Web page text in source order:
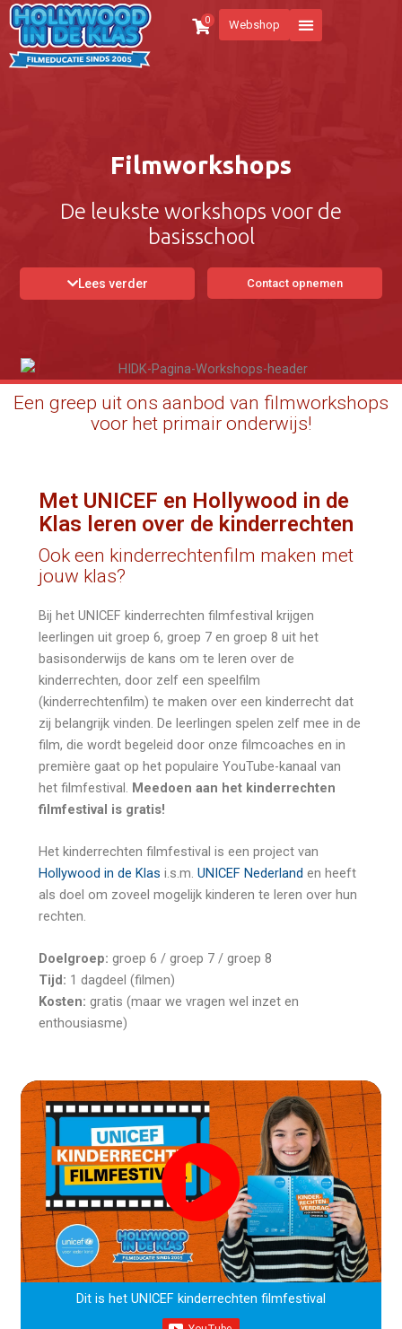
0 Webshop
Filmworkshops
De leukste workshops voor de
basisschool
Lees verder Contact opnemen
Een greep uit ons aanbod van filmworkshops
voor het primair onderwijs!
Met UNICEF en Hollywood in de
Klas leren over de kinderrechten
Ook een kinderrechtenfilm maken met
jouw klas?
Bij het UNICEF kinderrechten filmfestival krijgen
leerlingen uit groep 6, groep 7 en groep 8 uit het
basisonderwijs de kans om te leren over de
kinderrechten, door zelf een speelfilm
(kinderrechtenfilm) te maken over een kinderrecht dat
zij belangrijk vinden. De leerlingen spelen zelf mee in de
film, die wordt begeleid door onze filmcoaches en in
première gaat op het populaire YouTube-kanaal van
het filmfestival. Meedoen aan het kinderrechten
filmfestival is gratis!
Het kinderrechten filmfestival is een project van
Hollywood in de Klas i.s.m.UNICEF Nederland en heeft
als doel om zoveel mogelijk kinderen te leren over hun
rechten.
Doelgroep: groep 6 / groep 7 / groep 8
Tijd: 1 dagdeel (filmen)
Kosten: gratis (maar we vragen wel inzet en
enthousiasme)
Dit is het UNICEF kinderrechten filmfestival